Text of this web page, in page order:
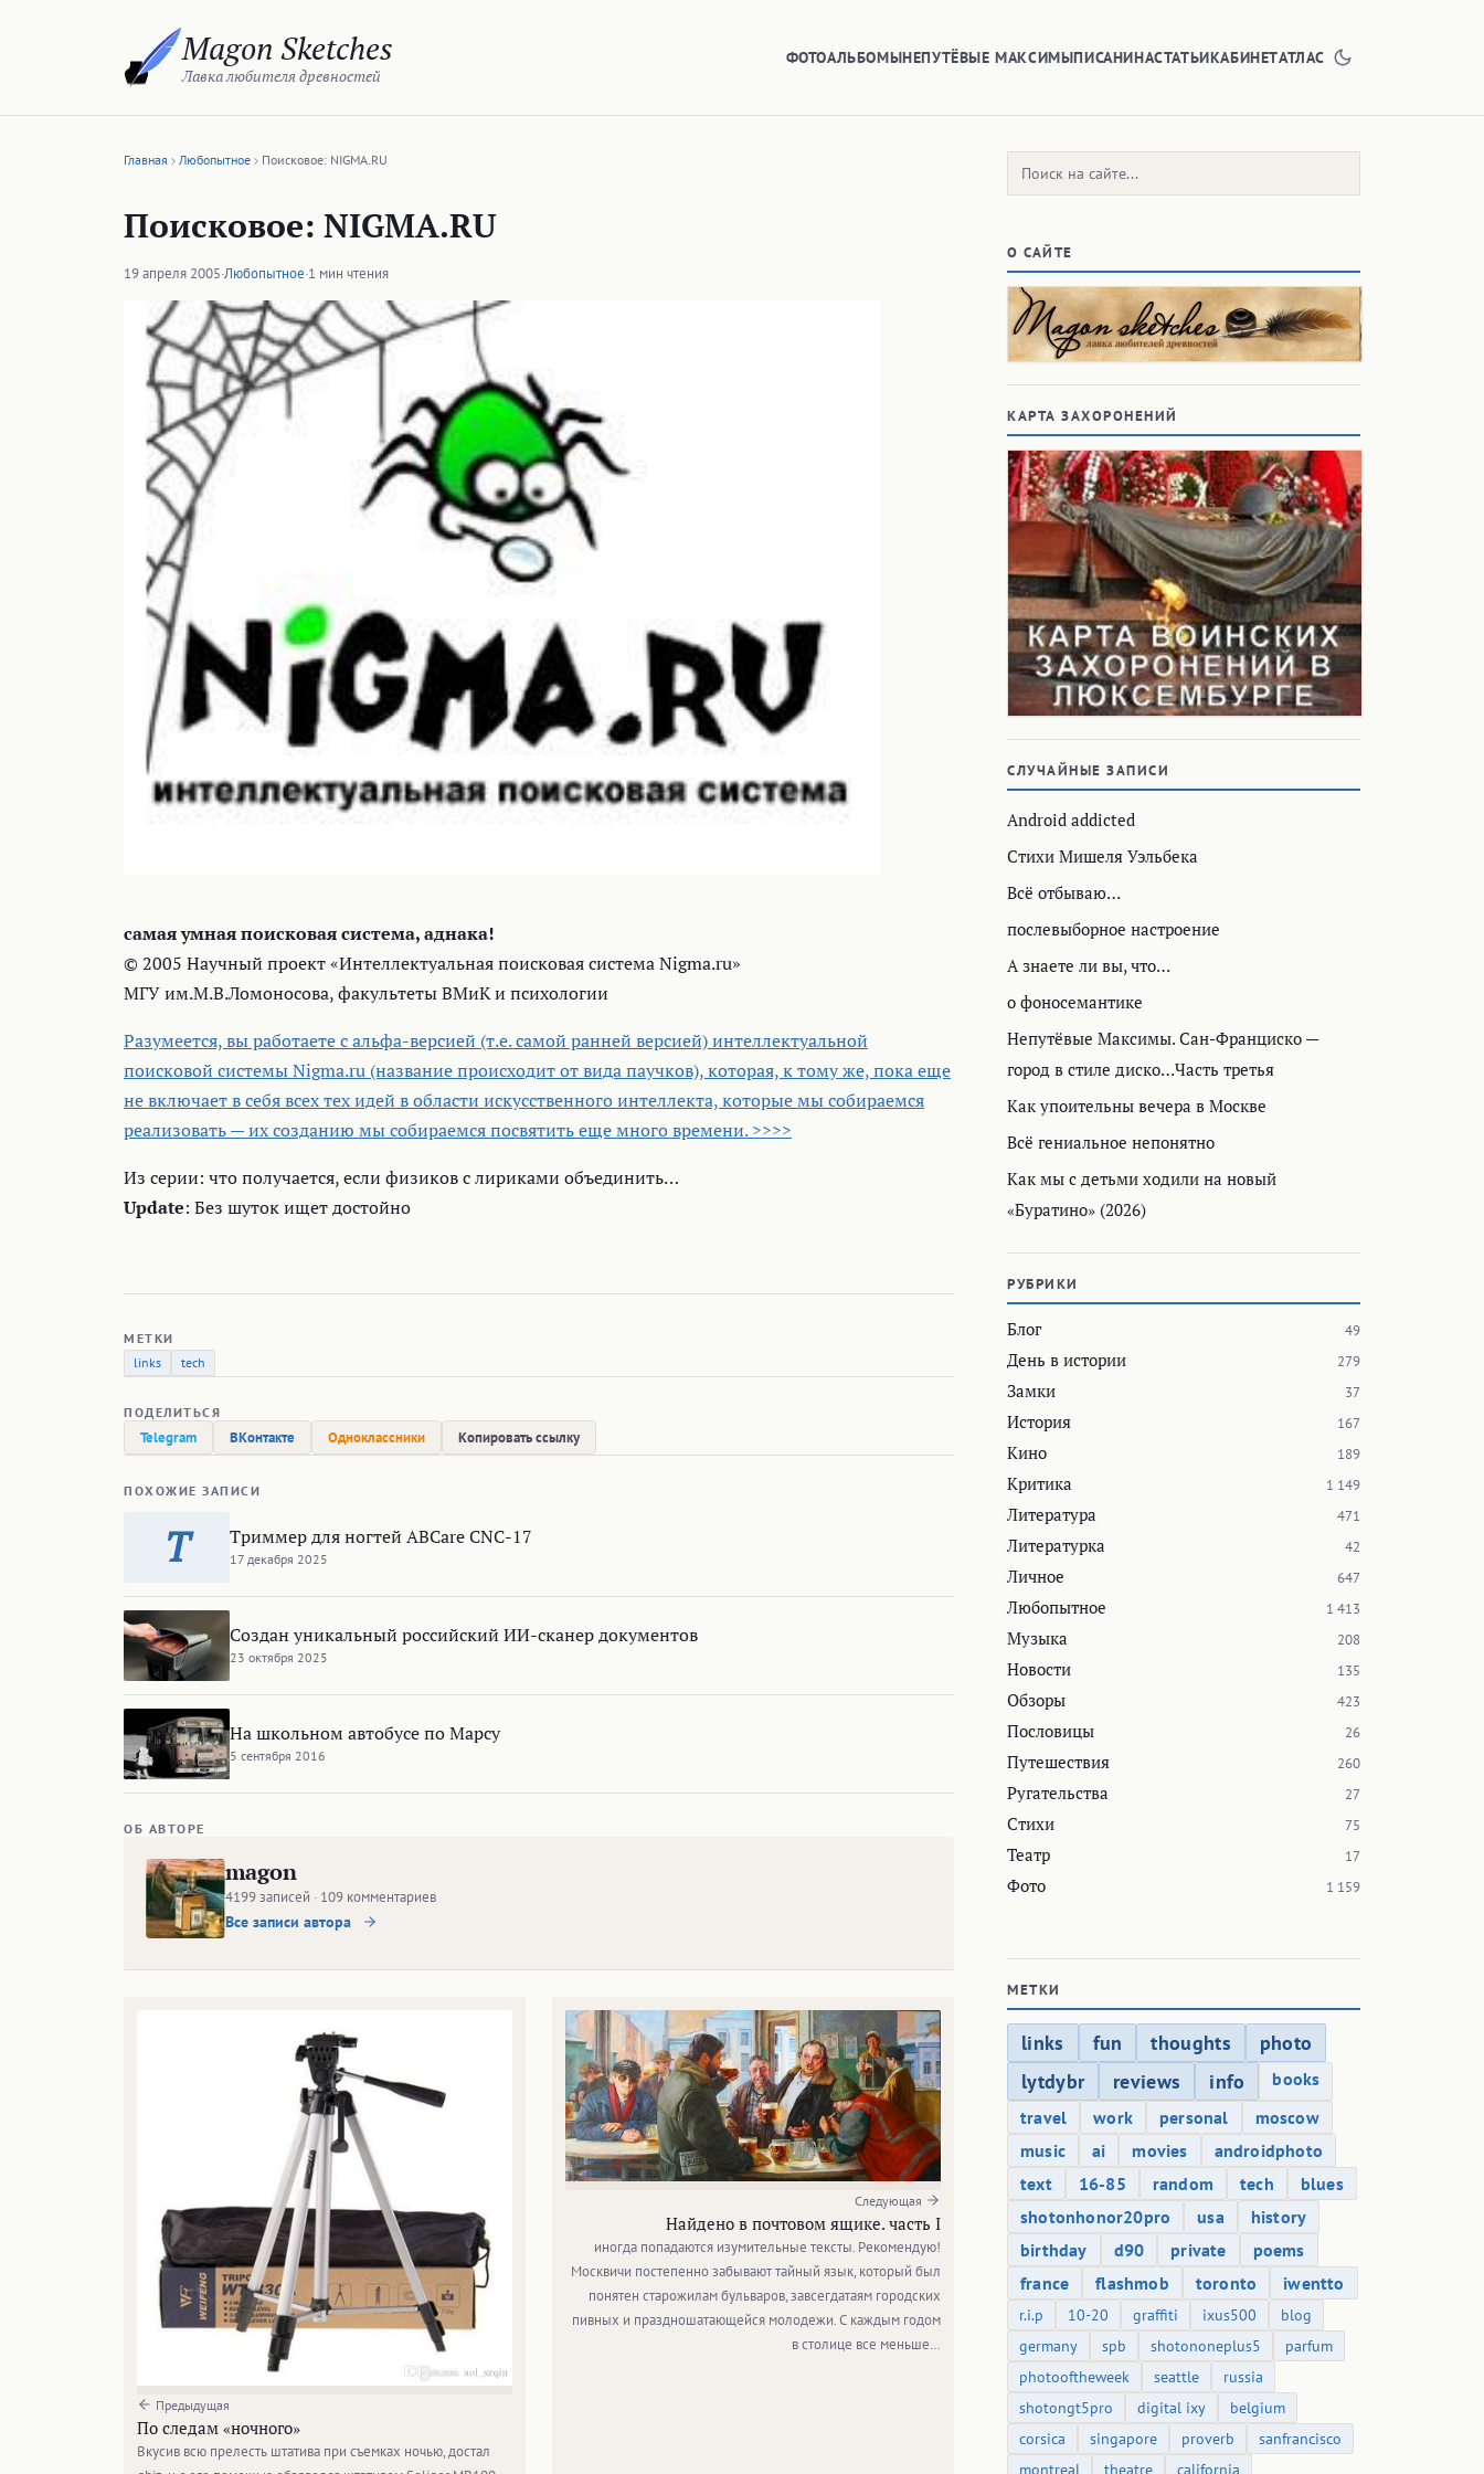
Magon Sketches
Лавка любителя древностей
ФОТОАЛЬБОМЫНЕПУТЁВЫЕ МАКСИМЫПИСАНИНАСТАТЬИКАБИНЕТАТЛАС
Главная Любопытное Поисковое: NIGMA.RU
Поисковое: NIGMA.RU
19 апреля 2005·Любопытное·1 мин чтения
самая умная поисковая система, аднака!
© 2005 Научный проект «Интеллектуальная поисковая система Nigma.ru»
МГУ им.М.В.Ломоносова, факультеты ВМиК и психологии
Разумеется, вы работаете с альфа-версией (т.е. самой ранней версией) интеллектуальной
поисковой системы Nigma.ru (название происходит от вида паучков), которая, к тому же, пока еще
не включает в себя всех тех идей в области искусственного интеллекта, которые мы собираемся
реализовать — их созданию мы собираемся посвятить еще много времени. >>>>
Из серии: что получается, если физиков с лириками объединить…
Update: Без шуток ищет достойно
МЕТКИ
links
tech
ПОДЕЛИТЬСЯ
Telegram ВКонтакте Одноклассники Копировать ссылку
ПОХОЖИЕ ЗАПИСИ
Т Триммер для ногтей ABCare CNC-17
17 декабря 2025
Создан уникальный российский ИИ-сканер документов
23 октября 2025
На школьном автобусе по Марсу
5 сентября 2016
ОБ АВТОРЕ
magon
4199 записей · 109 комментариев
Все записи автора
Предыдущая
По следам «ночного»
Вкусив всю прелесть штатива при съемках ночью, достал
Следующая
Найдено в почтовом ящике. часть I
иногда попадаются изумительные тексты. Рекомендую!
Москвичи постепенно забывают тайный язык, который был
понятен старожилам бульваров, завсегдатаям городских
пивных и праздношатающейся молодежи. С каждым годом
в столице все меньше…
Поиск:
О САЙТЕ
КАРТА ЗАХОРОНЕНИЙ
СЛУЧАЙНЫЕ ЗАПИСИ
Android addicted
Стихи Мишеля Уэльбека
Всё отбываю…
послевыборное настроение
А знаете ли вы, что…
о фоносемантике
Непутёвые Максимы. Сан-Франциско —
город в стиле диско…Часть третья
Как упоительны вечера в Москве
Всё гениальное непонятно
Как мы с детьми ходили на новый
«Буратино» (2026)
РУБРИКИ
Блог 49
День в истории 279
Замки 37
История 167
Кино 189
Критика 1 149
Литература 471
Литературка 42
Личное 647
Любопытное 1 413
Музыка 208
Новости 135
Обзоры 423
Пословицы 26
Путешествия 260
Ругательства 27
Стихи 75
Театр 17
Фото 1 159
МЕТКИ
links fun thoughts
photo
lytdybr
reviews info
books
travel
work personal
moscow
music
ai movies
androidphoto
text
16-85 random tech
blues
shotonhonor20pro
usa
history
birthday
d90 private
poems
france
flashmob toronto iwentto
r.i.p 10-20 graffiti ixus500
blog
germany
spb shotononeplus5
parfum
photooftheweek
seattle
russia
shotongt5pro
digital ixy
belgium
corsica
singapore proverb
sanfrancisco
montreal
theatre
california